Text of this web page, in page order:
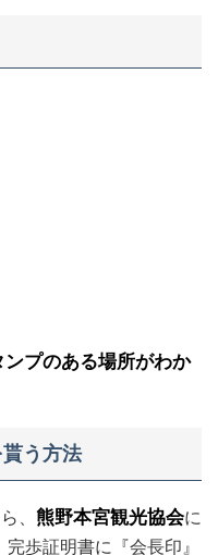
プのある場所がわか
貰う方法
、 熊野本宮観光協会に
歩証明書に『会長印』